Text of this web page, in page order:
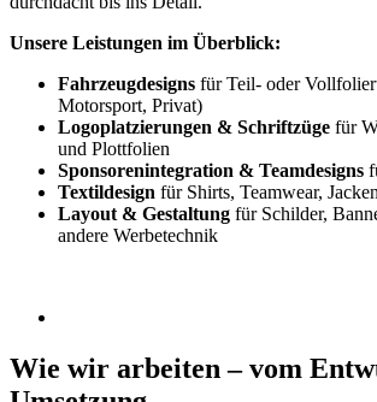
Unsere Leistungen im Überblick:
Fahrzeugdesigns für Teil- oder
Motorsport, Privat)
Logoplatzierungen & Schriftzüge für
und Plottfolien
Sponsorenintegration & Teamdesigns
Textildesign für Shirts, Teamwear,
Layout & Gestaltung für Schilder,
andere Werbetechnik
Wie wir arbeiten – vom